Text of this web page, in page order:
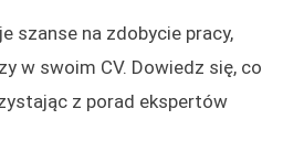
szanse na zdobycie pracy,
w swoim CV. Dowiedz się, co
z porad ekspertów